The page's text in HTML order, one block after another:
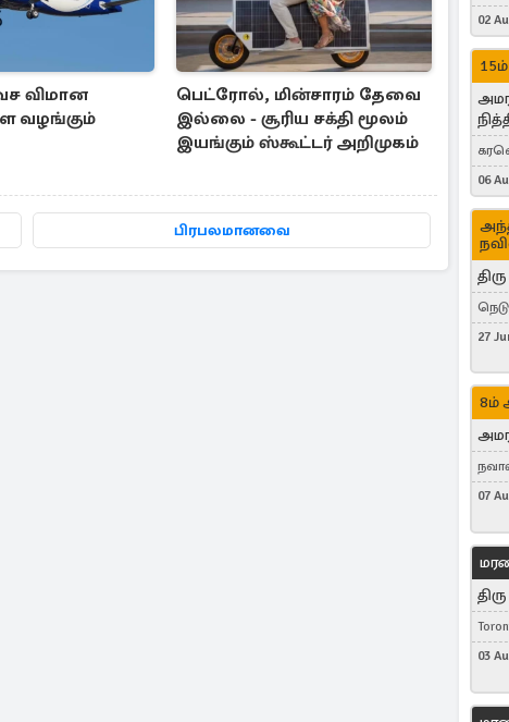
விமான
வழங்கும்
பெட்ரோல், மின்சாரம் தேவை
இல்லை - சூரிய சக்தி மூலம்
இயங்கும் ஸ்கூட்டர் அறிமுகம்
பிரபலமானவை
02
06
27
8ம்
07
03